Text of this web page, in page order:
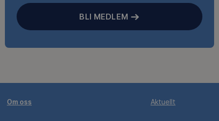
BLI MEDLEM
Om oss Aktuellt